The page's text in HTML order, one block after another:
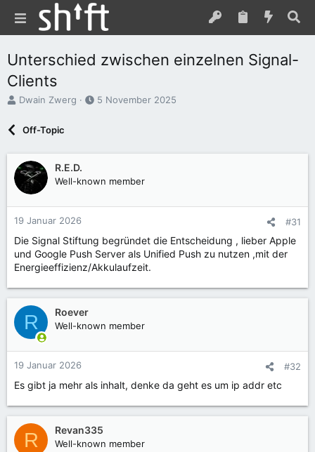
Unterschied zwischen einzelnen Signal-
Clients
E
e
Dwain Zwerg
E
t
5 November 2025
Off-Topic
R.E.D.
Well-known member
19 Januar 2026 #31
Die Signal Stiftung begründet die Entscheidung , lieber Apple
und Google Push Server als Unified Push zu nutzen ,mit der
Energieeffizienz/Akkulaufzeit.
R Roever
Well-known member
19 Januar 2026 #32
Es gibt ja mehr als inhalt, denke da geht es um ip addr etc
R Revan335
Well-known member